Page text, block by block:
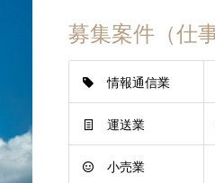
募集案件（仕
情報通信業
運送業
小売業